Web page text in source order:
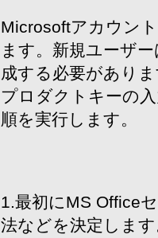
Microsoftアカウン
ます。新規ユーザ
成する必要があり
プロダクトキーの
順を実行します。
1.最初にMS Office
法などを決定しま